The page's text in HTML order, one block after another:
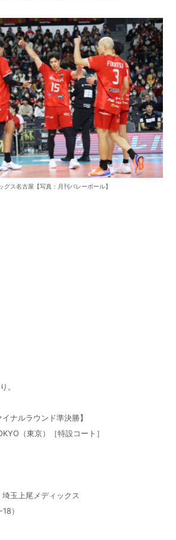
グス名古屋【写真：月刊バレーボール】
。
ナルラウンド準決勝】
（東京）［特設コート］
玉上尾メディックス
）